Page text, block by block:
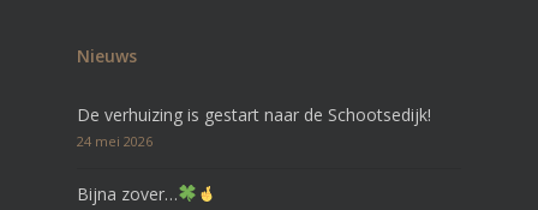
Nieuws
De verhuizing is gestart naar de Schootsedijk!
24 mei 2026
Bijna zover…